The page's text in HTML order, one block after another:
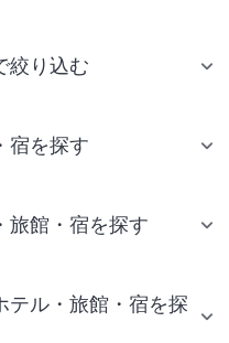
絞り込む
宿を探す
旅館・宿を探す
テル・旅館・宿を探